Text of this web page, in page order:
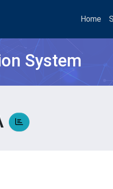
Home
System